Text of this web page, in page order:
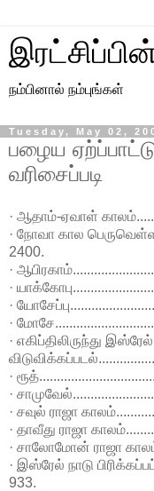
நம்பினால் நம்புங்கள்
Tuesday, May 02,
பழைய
வரிசைப்படி
· ஆதாம்-ஏவாள்
· நோவா கால
2400.
·
·
·
·
· எகிப்திலிருந்து
·
·
· சவுல் ராஜா
· தாவீது ராஜா
· சாலோமோன் ராஜா
· இஸ்ரேல் நாடு
933.